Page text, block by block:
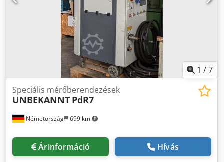
1 /7
Németország 699 km
Speciális mérőberendezések
UNBEKANNT PdR7
Árinformáció Hívás